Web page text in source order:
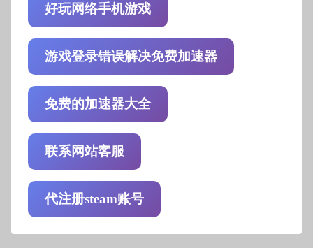
好玩网络手机游戏
游戏登录错误解决免费加速器
免费的加速器大全
联系网站客服
代注册steam账号